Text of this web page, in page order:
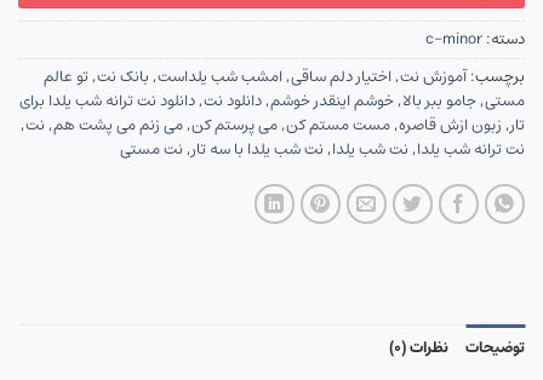
دسته:c-minor
برچسب:آموزش نت,اختیار دلم ساقی,امشب شب یلداست,بانک نت,تو عالم
مستی,جامو ببر بالا,خوشم اینقدر خوشم,دانلود نت,دانلود نت ترانه شب یلدا برای
تار,زبون ازش قاصره,مست مستم کن,می پرستم کن,می زنم می پشت هم,نت,
نت ترانه شب یلدا,نت شب یلدا,نت شب یلدا با سه تار,نت مستی
توضیحات نظرات (0)